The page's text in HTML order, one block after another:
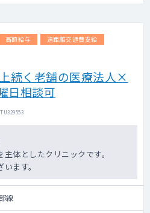
高額給与
遠距離交通費支給
続く老舗の医療法人×
日相談可
体としたクリニックです。
ます。
線